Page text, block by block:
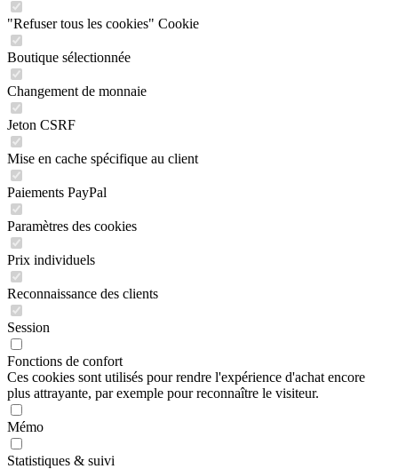
"Refuser tous les cookies" Cookie
Boutique sélectionnée
Changement de monnaie
Jeton CSRF
Mise en cache spécifique au client
Paiements PayPal
Paramètres des cookies
Prix individuels
Reconnaissance des clients
Session
Fonctions de confort
Ces cookies sont utilisés pour rendre l'expérience d'achat encore
plus attrayante, par exemple pour reconnaître le visiteur.
Mémo
Statistiques & suivi